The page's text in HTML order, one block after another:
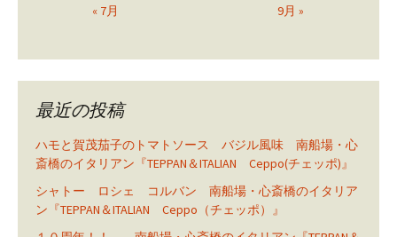
« 7月 9月 »
最近の投稿
ハモと賀茂茄子のトマトソース バジル風味 南船場・心
斎橋のイタリアン『TEPPAN＆ITALIAN Ceppo(チェッポ)』
シャトー ロシェ コルバン 南船場・心斎橋のイタリア
ン『TEPPAN＆ITALIAN Ceppo（チェッポ）』